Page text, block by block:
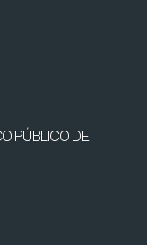
PÚBLICO DE